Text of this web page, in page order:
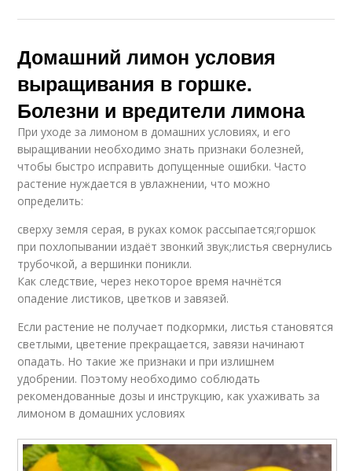
Домашний лимон условия
выращивания в горшке.
Болезни и вредители лимона
При уходе за лимоном в домашних условиях, и его
выращивании необходимо знать признаки болезней,
чтобы быстро исправить допущенные ошибки. Часто
растение нуждается в увлажнении, что можно
определить:
сверху земля серая, в руках комок рассыпается;горшок
при похлопывании издаёт звонкий звук;листья свернулись
трубочкой, а вершинки поникли.
Как следствие, через некоторое время начнётся
опадение листиков, цветков и завязей.
Если растение не получает подкормки, листья становятся
светлыми, цветение прекращается, завязи начинают
опадать. Но такие же признаки и при излишнем
удобрении. Поэтому необходимо соблюдать
рекомендованные дозы и инструкцию, как ухаживать за
лимоном в домашних условиях